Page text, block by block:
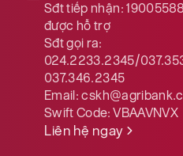
Sđt tiếp nhận:
được hỗ trợ
Sđt gọi ra:
024.2233.2345/
037.346.2345
Email:
Swift Code:VBAAVNVX
Liên hệ ngay